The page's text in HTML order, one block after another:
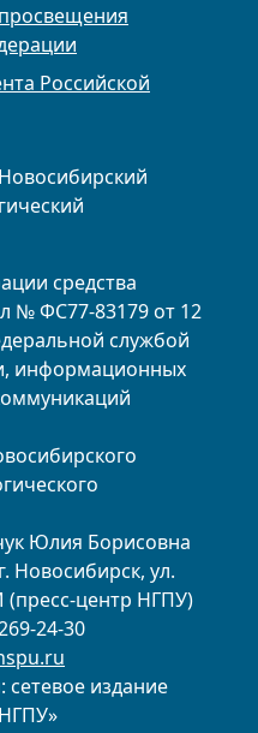
средства
№ ФС77-83179 от 12
службой
информационных
Юлия Борисовна
Новосибирск, ул.
(пресс-центр НГПУ)
24-30
издание
Российской